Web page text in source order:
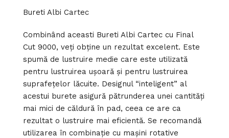
Bureti Albi Cartec
Combinând aceasti Bureti Albi Cartec cu Final
Cut 9000, veți obține un rezultat excelent. Este
spumă de lustruire medie care este utilizată
pentru lustruirea ușoară și pentru lustruirea
suprafețelor lăcuite. Designul “inteligent” al
acestui burete asigură pătrunderea unei cantități
mai mici de căldură în pad, ceea ce are ca
rezultat o lustruire mai eficientă. Se recomandă
utilizarea în combinație cu mașini rotative